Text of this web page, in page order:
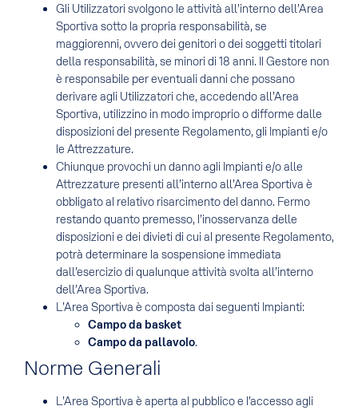
Gli Utilizzatori svolgono le attività all’interno dell’Area
Sportiva sotto la propria responsabilità, se
maggiorenni, ovvero dei genitori o dei soggetti titolari
della responsabilità, se minori di 18 anni. Il Gestore non
è responsabile per eventuali danni che possano
derivare agli Utilizzatori che, accedendo all’Area
Sportiva, utilizzino in modo improprio o difforme dalle
disposizioni del presente Regolamento, gli Impianti e/o
le Attrezzature.
Chiunque provochi un danno agli Impianti e/o alle
Attrezzature presenti all’interno all’Area Sportiva è
obbligato al relativo risarcimento del danno. Fermo
restando quanto premesso, l’inosservanza delle
disposizioni e dei divieti di cui al presente Regolamento,
potrà determinare la sospensione immediata
dall’esercizio di qualunque attività svolta all’interno
dell’Area Sportiva.
L’Area Sportiva è composta dai seguenti Impianti:
Campo da basket
Campo da pallavolo.
Norme Generali
L’Area Sportiva è aperta al pubblico e l’accesso agli